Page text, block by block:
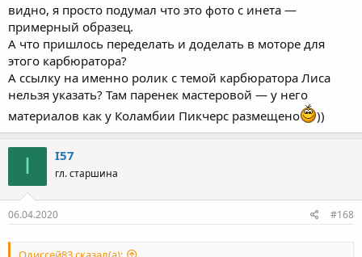
видно, я просто подумал что это фото с инета —
примерный образец.
А что пришлось переделать и доделать в моторе для
этого карбюратора?
А ссылку на именно ролик с темой карбюратора Лиса
нельзя указать? Там паренек мастеровой — у него
материалов как у Коламбии Пикчерс размещено
))
I I57
гл. старшина
06.04.2020 #168